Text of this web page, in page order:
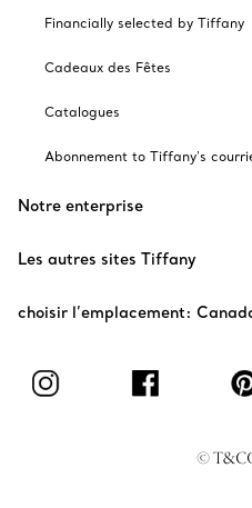
Financially selected by Tiffany
Cadeaux des Fêtes
Catalogues
Abonnement to Tiffany's
Notre enterprise
Les autres sites Tiffany
choisir l’emplacement:
©